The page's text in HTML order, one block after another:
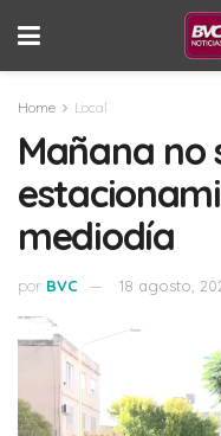
Home Local
Mañana no
mediodía
por BVC 18 agosto,